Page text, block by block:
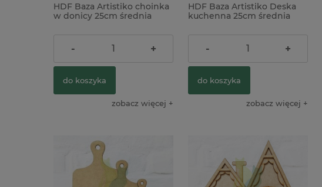
HDF Baza Artistiko choinka
w donicy 25cm średnia
7,90 zł
- +
do koszyka
zobacz więcej
HDF Baza Artistiko Deska
kuchenna 25cm średnia
5,90 zł
- +
do koszyka
zobacz więcej